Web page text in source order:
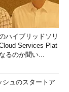
ハイブリッドソリ
Services Plat
るのか聞い...
ュのスタートア